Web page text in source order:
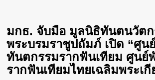
มกธ. จับมือ มูลนิธิทันตนวัตก
พระบรมราชูปถัมภ์ เปิด “ศูน
ทันตกรรมรากฟันเทียม ศูนย์
รากฟันเทียมไทยเฉลิมพระเกี